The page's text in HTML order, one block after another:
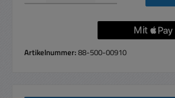
Artikelnummer:88-500-00910